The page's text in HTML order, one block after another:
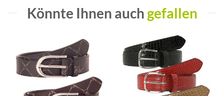
Könnte Ihnen auch gefallen